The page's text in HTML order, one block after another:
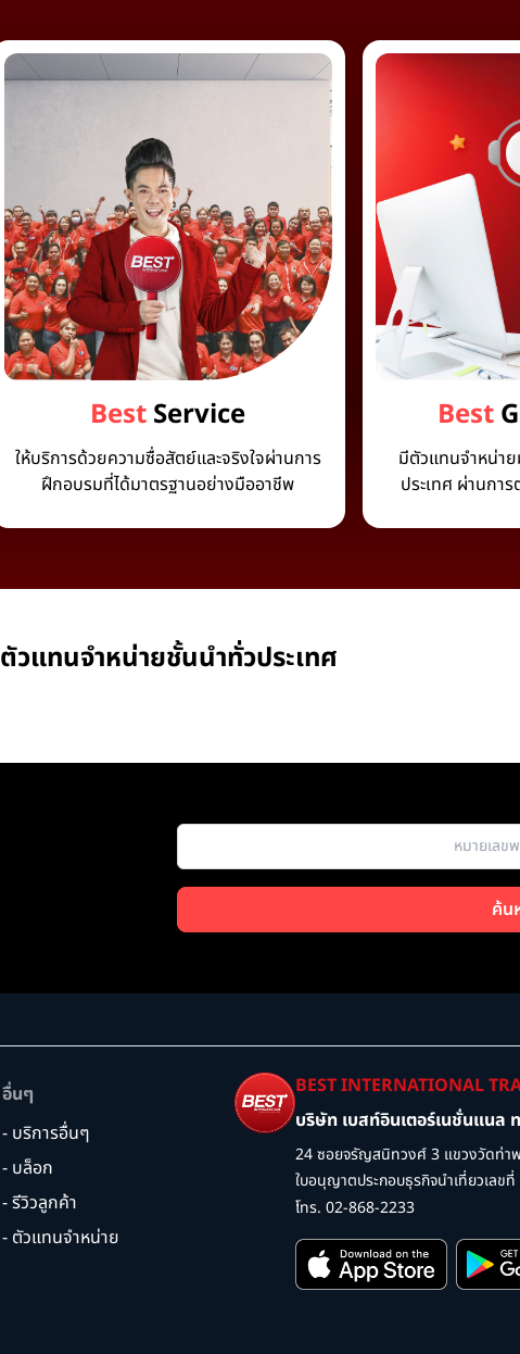
BestService
ให้บริการด้วยความซื่อสัตย์และจริงใจผ่านการ
ฝึกอบรมที่ได้มาตรฐานอย่างมืออาชีพ
Best
มีตัวแทนจำหน่า
ประเทศ ผ่านกา
ตัวแทนจำหน่ายชั้นนำทั่วประเทศ
ค้น
อื่นๆ
- บริการอื่นๆ
- บล็อก
- รีวิวลูกค้า
- ตัวแทนจำหน่าย
BEST INTERNATIONAL
บริษัท เบสท์อินเตอร์เนชั่นแนล
24 ซอยจรัญสนิทวงศ์ 3 แขวงวัดท่า
ใบอนุญาตประกอบธุรกิจนำเที่ยวเลข
โทร. 02-868-2233